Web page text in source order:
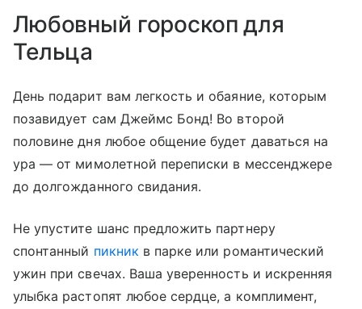
Любовный гороскоп для
Тельца
День подарит вам легкость и обаяние, которым
позавидует сам Джеймс Бонд! Во второй
половине дня любое общение будет даваться на
ура — от мимолетной переписки в мессенджере
до долгожданного свидания.
Не упустите шанс предложить партнеру
спонтанный пикник в парке или романтический
ужин при свечах. Ваша уверенность и искренняя
улыбка растопят любое сердце, а комплимент,